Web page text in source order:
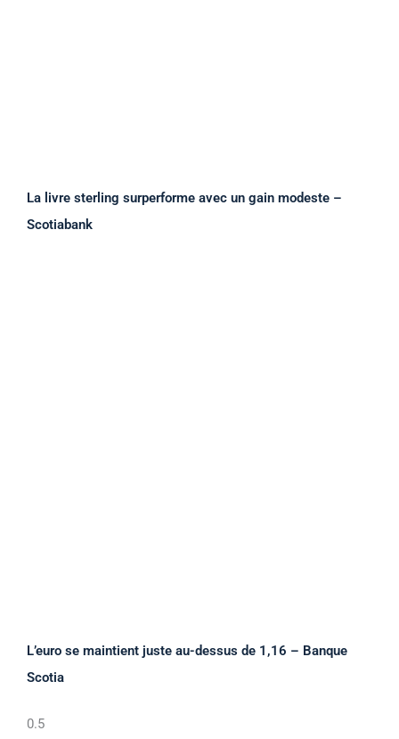
La livre sterling surperforme avec un gain modeste –
Scotiabank
L’euro se maintient juste au-dessus de 1,16 – Banque
Scotia